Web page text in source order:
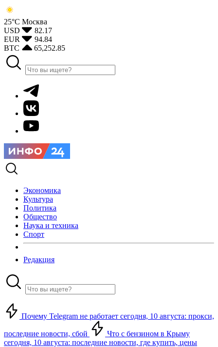
25°С Москва
USD
82.17
EUR
94.84
BTC
65,252.85
Экономика
Культура
Политика
Общество
Наука и техника
Спорт
Редакция
Почему Telegram не работает сегодня, 10 августа: прокси,
последние новости, сбой
Что с бензином в Крыму
сегодня, 10 августа: последние новости, где купить, цены